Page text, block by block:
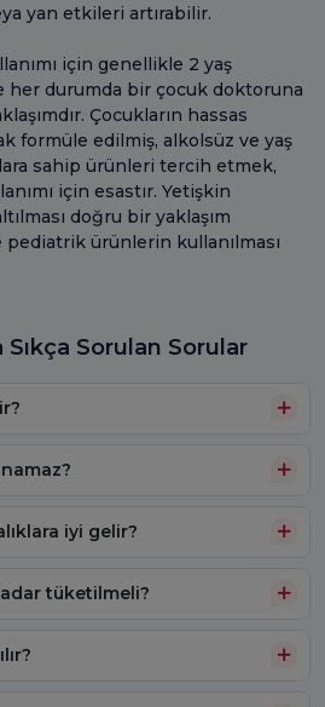
yan etkileri artırabilir.
için genellikle 2 yaş
her durumda bir çocuk doktoruna
Çocukların hassas
formüle edilmiş, alkolsüz ve yaş
sahip ürünleri tercih etmek,
için esastır. Yetişkin
doğru bir yaklaşım
ürünlerin kullanılması
Sorulan Sorular
iyi gelir?
tüketilmeli?